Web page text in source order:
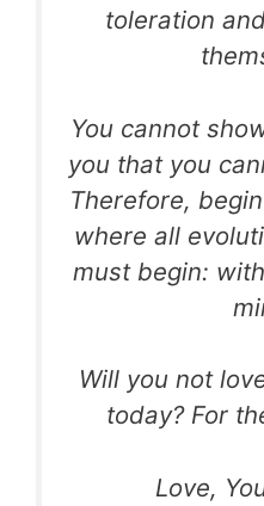
toleration
You cannot
you that you
Therefore,
where all
must begin:
Will you not
today? For
Love,